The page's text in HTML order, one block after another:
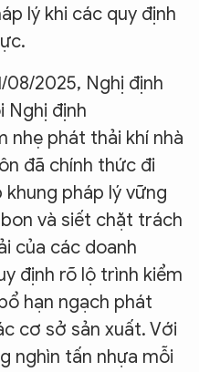
lý khi các quy định
08/2025, Nghị định
Nghị định
nhẹ phát thải khí nhà
đã chính thức đi
pháp lý vững
và siết chặt trách
của các doanh
định rõ lộ trình kiểm
hạn ngạch phát
cơ sở sản xuất. Với
nghìn tấn nhựa mỗi